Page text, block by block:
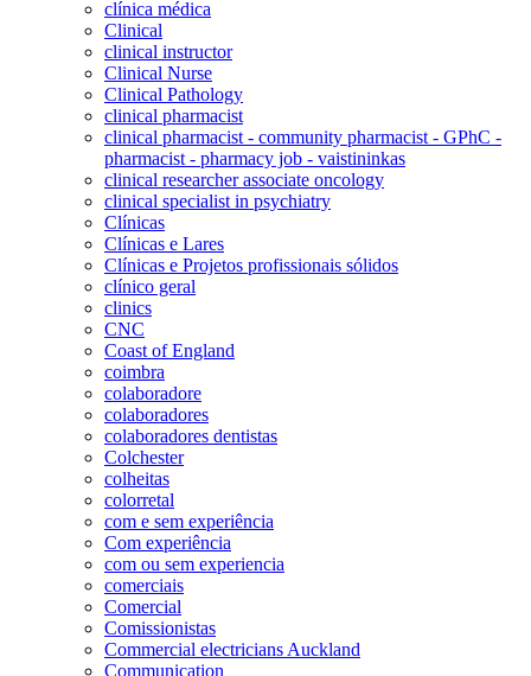
clínica médica
Clinical
clinical instructor
Clinical Nurse
Clinical Pathology
clinical pharmacist
clinical pharmacist - community pharmacist - GPhC -
pharmacist - pharmacy job - vaistininkas
clinical researcher associate oncology
clinical specialist in psychiatry
Clínicas
Clínicas e Lares
Clínicas e Projetos profissionais sólidos
clínico geral
clinics
CNC
Coast of England
coimbra
colaboradore
colaboradores
colaboradores dentistas
Colchester
colheitas
colorretal
com e sem experiência
Com experiência
com ou sem experiencia
comerciais
Comercial
Comissionistas
Commercial electricians Auckland
Communication